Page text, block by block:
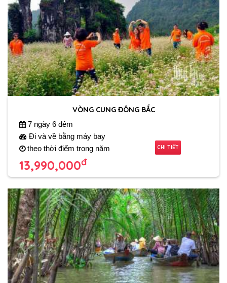
VÒNG CUNG ĐÔNG BẮC
7 ngày 6 đêm
Đi và về bằng máy bay
theo thời điểm trong năm
13,990,000đ
CHI TIẾT